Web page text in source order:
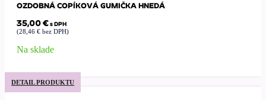
OZDOBNÁ COPÍKOVÁ GUMIČKA HNEDÁ
35,00€s DPH
(28,46 € bez DPH)
Na sklade
DETAIL PRODUKTU